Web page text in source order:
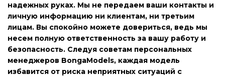
надежных руках. Мы не передаем ваши контакты и
личную информацию ни клиентам, ни третьим
лицам. Вы спокойно можете довериться, ведь мы
несем полную ответственность за вашу работу и
безопасность. Следуя советам персональных
менеджеров BongaModels, каждая модель
избавится от риска неприятных ситуаций с